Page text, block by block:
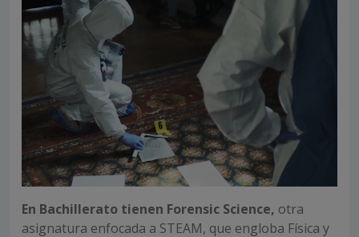
En Bachillerato tienen Forensic Science, otra
asignatura enfocada a STEAM, que engloba Física y